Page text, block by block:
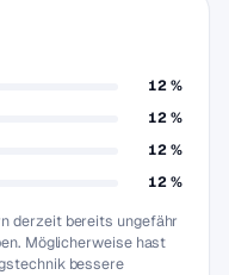
12 %
12 %
12 %
12 %
derzeit bereits ungefähr
Möglicherweise hast
bessere